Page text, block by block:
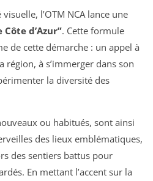
l’OTM NCA lance une
d’Azur”. Cette formule
de cette démarche : un appel à
région, à s’immerger dans son
la diversité des
ou habitués, sont ainsi
des lieux emblématiques,
des sentiers battus pour
En mettant l’accent sur la